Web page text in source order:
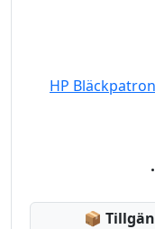
HP
📦